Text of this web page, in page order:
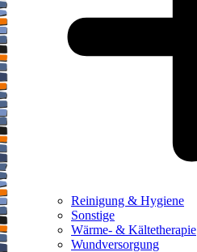
Reinigung & Hygiene
Sonstige
Wärme- & Kältetherapie
Wundversorgung